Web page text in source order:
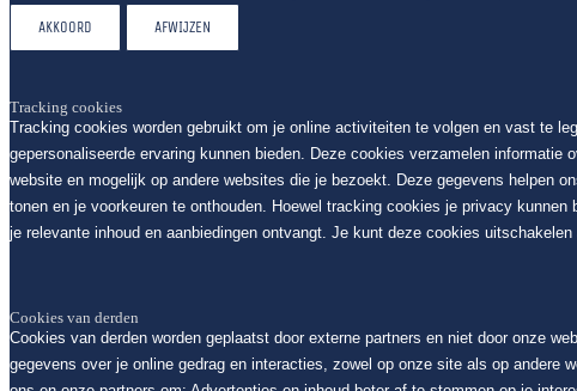
AKKOORD AFWIJZEN
Tracking cookies
Tracking cookies worden gebruikt om je online activiteiten te volgen en vast te
gepersonaliseerde ervaring kunnen bieden. Deze cookies verzamelen informatie
website en mogelijk op andere websites die je bezoekt. Deze gegevens helpen
tonen en je voorkeuren te onthouden. Hoewel tracking cookies je privacy kunnen
je relevante inhoud en aanbiedingen ontvangt. Je kunt deze cookies uitschakelen
Cookies van derden
Cookies van derden worden geplaatst door externe partners en niet door onze
gegevens over je online gedrag en interacties, zowel op onze site als op andere